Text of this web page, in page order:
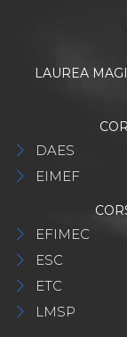
LAUREA
DAES
EIMEF
EFIMEC
ESC
ETC
LMSP